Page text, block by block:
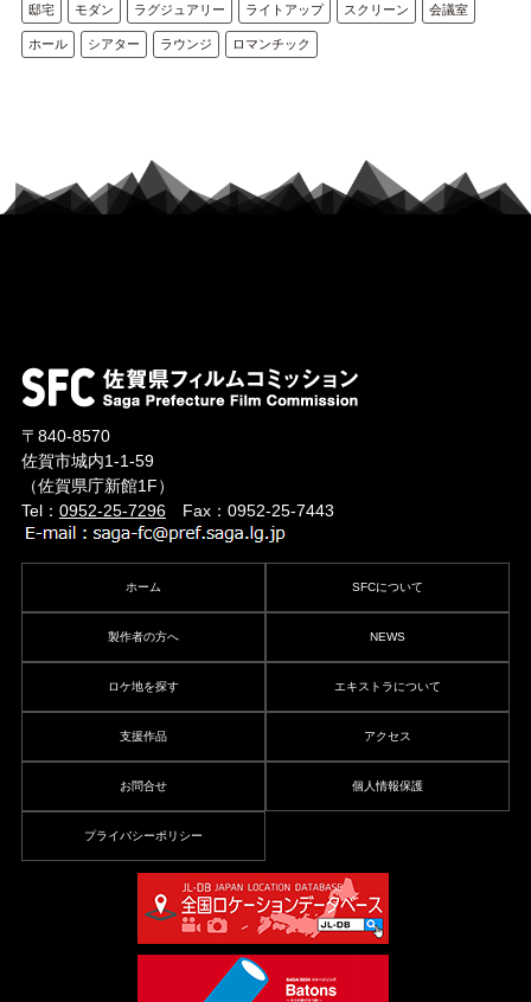
邸宅 モダン ラグジュアリー ライトアップ スクリーン 会議室
ホール シアター ラウンジ ロマンチック
〒840-8570
佐賀市城内1-1-59
（佐賀県庁新館1F）
Tel： 0952-25-7296Fax：0952-25-7443
ホーム SFCについて
製作者の方へ NEWS
ロケ地を探す エキストラについて
支援作品 アクセス
お問合せ 個人情報保護
プライバシーポリシー